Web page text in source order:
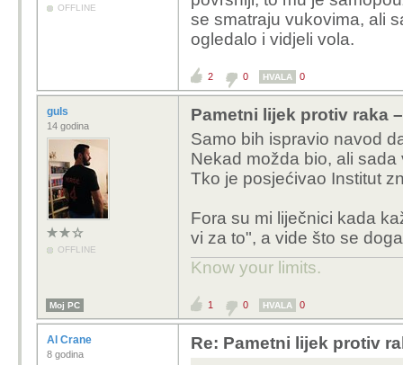
OFFLINE
se smatraju vukovima, ali
ogledalo i vidjeli vola.
2 0 HVALA 0
guls
14 godina
OFFLINE
Pametni lijek protiv raka
Samo bih ispravio navod
Nekad možda bio, ali sada
Tko je posjećivao Institut
Fora su mi liječnici kada
vi za to", a vide što se
Know your limits.
Moj PC 1 0 HVALA 0
Al Crane
8 godina
Re: Pametni lijek protiv